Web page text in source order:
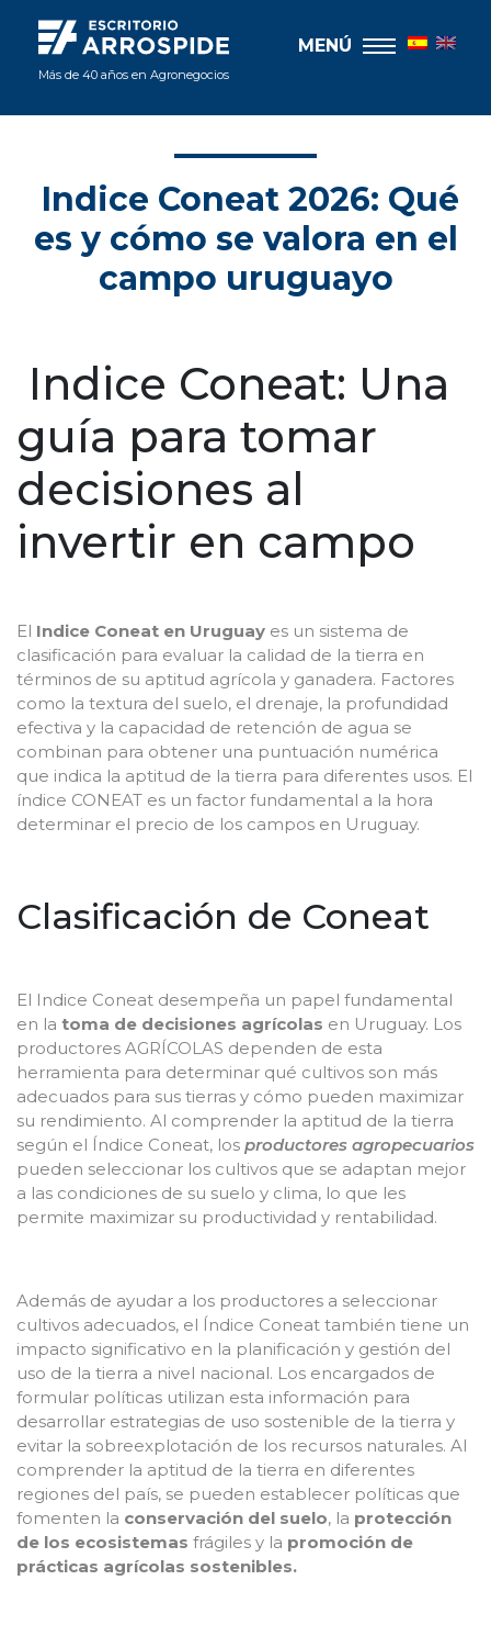
Más de 40 años en Agronegocios
MENÚ
Indice Coneat 2026: Qué
es y cómo se valora en el
campo uruguayo
Indice Coneat: Una
guía para tomar
decisiones al
invertir en campo
El Indice Coneat en Uruguay es un sistema de
clasificación para evaluar la calidad de la tierra en
términos de su aptitud agrícola y ganadera. Factores
como la textura del suelo, el drenaje, la profundidad
efectiva y la capacidad de retención de agua se
combinan para obtener una puntuación numérica
que indica la aptitud de la tierra para diferentes usos. El
índice CONEAT es un factor fundamental a la hora
determinar el precio de los campos en Uruguay.
Clasificación de Coneat
El Indice Coneat desempeña un papel fundamental
en la toma de decisiones agrícolas en Uruguay. Los
productores AGRÍCOLAS dependen de esta
herramienta para determinar qué cultivos son más
adecuados para sus tierras y cómo pueden maximizar
su rendimiento. Al comprender la aptitud de la tierra
según el Índice Coneat, los productores agropecuarios
pueden seleccionar los cultivos que se adaptan mejor
a las condiciones de su suelo y clima, lo que les
permite maximizar su productividad y rentabilidad.
Además de ayudar a los productores a seleccionar
cultivos adecuados, el Índice Coneat también tiene un
impacto significativo en la planificación y gestión del
uso de la tierra a nivel nacional. Los encargados de
formular políticas utilizan esta información para
desarrollar estrategias de uso sostenible de la tierra y
evitar la sobreexplotación de los recursos naturales. Al
comprender la aptitud de la tierra en diferentes
regiones del país, se pueden establecer políticas que
fomenten la conservación del suelo, la protección
de los ecosistemas frágiles y la promoción de
prácticas agrícolas sostenibles.